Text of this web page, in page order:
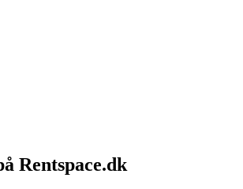
Rentspace.dk